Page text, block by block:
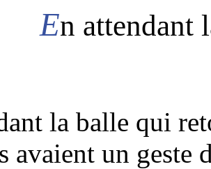
En attendant
la balle qui
avaient un geste